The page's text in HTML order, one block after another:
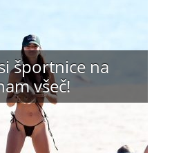
športnice na
všeč!